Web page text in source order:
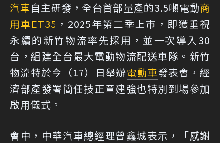
汽車自主研發，全台首部量產的3.5噸電動商
用車ET35 ，2025年第三季上市，即獲重視
永續的新竹物流率先採用，並一次導入30
台，組建全台最大電動物流配送車隊。新竹
物流特於今（17）日舉辦電動車發表會，經
濟部產發署簡任技正童建強也特別到場參加
啟用儀式。
會中，中華汽車總經理曾鑫城表示，「感謝